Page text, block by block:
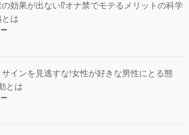
の効果が出ない⁉︎オナ禁でモテるメリットの科学
は
サインを見逃すな!女性が好きな男性にとる態
とは